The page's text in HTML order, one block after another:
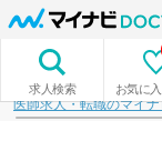
求人検索 お気に
医師求人・転職のマイ